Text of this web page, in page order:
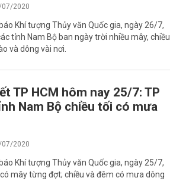
07/2020
Khí tượng Thủy văn Quốc gia, ngày 26/7,
tỉnh Nam Bộ ban ngày trời nhiều mây, chiều
và dông vài nơi.
TP HCM hôm nay 25/7: TP
Nam Bộ chiều tối có mưa
07/2020
Khí tượng Thủy văn Quốc gia, ngày 25/7,
mây từng đợt; chiều và đêm có mưa dông